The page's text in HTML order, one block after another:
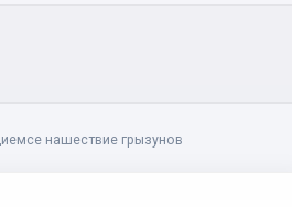
нашествие грызунов